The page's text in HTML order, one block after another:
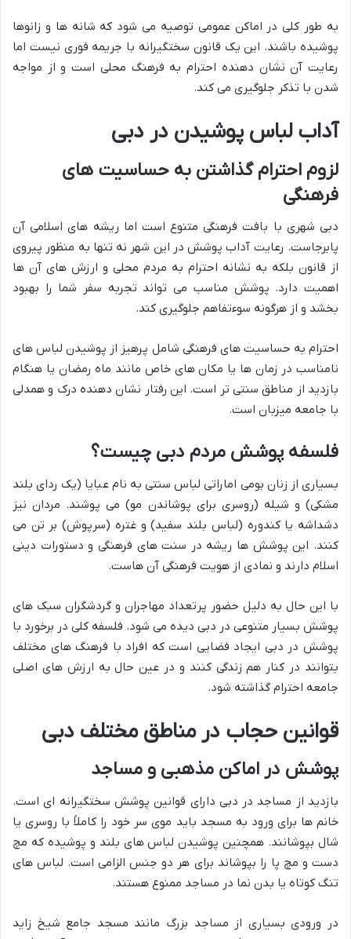
به طور کلی در اماکن عمومی توصیه می شود که شانه ها و زانوها
پوشیده باشند. این یک قانون سختگیرانه با جریمه فوری نیست اما
رعایت آن نشان دهنده احترام به فرهنگ محلی است و از مواجه
شدن با تذکر جلوگیری می کند.
آداب لباس پوشیدن در دبی
‏لزوم احترام گذاشتن به حساسیت های
فرهنگی
دبی شهری با بافت فرهنگی متنوع است اما ریشه های اسلامی آن
پابرجاست. رعایت آداب پوشش در این شهر نه تنها به منظور پیروی
از قانون بلکه به نشانه احترام به مردم محلی و ارزش های آن ها
اهمیت دارد. پوشش مناسب می تواند تجربه سفر شما را بهبود
بخشد و از هرگونه سوءتفاهم جلوگیری کند.
احترام به حساسیت های فرهنگی شامل پرهیز از پوشیدن لباس های
نامناسب در زمان ها یا مکان های خاص مانند ماه رمضان یا هنگام
بازدید از مناطق سنتی تر است. این رفتار نشان دهنده درک و همدلی
با جامعه میزبان است.
فلسفه پوشش مردم دبی چیست؟
بسیاری از زنان بومی اماراتی لباس سنتی به نام عبایا (یک ردای بلند
مشکی) و شیله (روسری برای پوشاندن مو) می پوشند. مردان نیز
دشداشه یا کندوره (لباس بلند سفید) و غتره (سرپوش) بر تن می
کنند. این پوشش ها ریشه در سنت های فرهنگی و دستورات دینی
اسلام دارند و نمادی از هویت فرهنگی آن هاست.
با این حال به دلیل حضور پرتعداد مهاجران و گردشگران سبک های
پوشش بسیار متنوعی در دبی دیده می شود. فلسفه کلی در برخورد با
پوشش در دبی ایجاد فضایی است که افراد با فرهنگ های مختلف
بتوانند در کنار هم زندگی کنند و در عین حال به ارزش های اصلی
جامعه احترام گذاشته شود.
قوانین حجاب در مناطق مختلف دبی
پوشش در اماکن مذهبی و مساجد
بازدید از مساجد در دبی دارای قوانین پوشش سختگیرانه ای است.
خانم ها برای ورود به مسجد باید موی سر خود را کاملاً با روسری یا
شال بپوشانند. همچنین پوشیدن لباس های بلند و پوشیده که مچ
دست و مچ پا را بپوشاند برای هر دو جنس الزامی است. لباس های
تنگ کوتاه یا بدن نما در مساجد ممنوع هستند.
در ورودی بسیاری از مساجد بزرگ مانند مسجد جامع شیخ زاید